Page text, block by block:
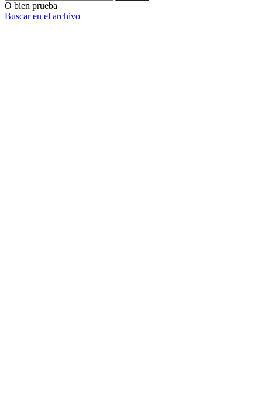
O bien prueba
Buscar en el archivo